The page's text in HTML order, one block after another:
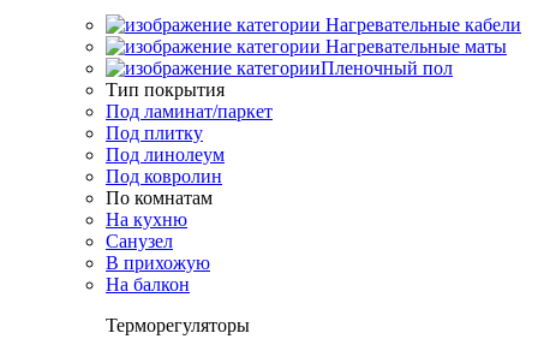
Нагревательные кабели
Нагревательные маты
Пленочный пол
Тип покрытия
Под ламинат/паркет
Под плитку
Под линолеум
Под ковролин
По комнатам
На кухню
Санузел
В прихожую
На балкон
Терморегуляторы